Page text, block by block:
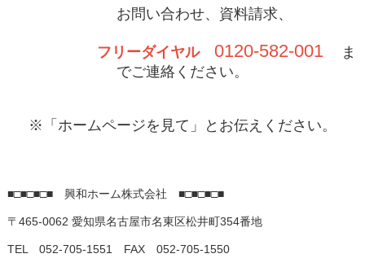
お問い合わせ、資料請求、
フリーダイヤル 0120-582-001
ま
でご連絡ください。
※「ホームページを見て」とお伝えください。
■□■□■□■ 興和ホーム株式会社 ■□■□■□■
〒465-0062 愛知県名古屋市名東区松井町354番地
TEL 052-705-1551 FAX 052-705-1550